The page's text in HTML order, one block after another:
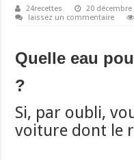
24recettes 20 décembre
laissez un commentaire
Quelle eau
?
Si, par oubli,
voiture dont le